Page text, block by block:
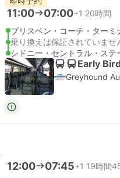
11:00 07:00+1 20時間
ブリスベン・コーチ・ターミ
乗り換えは保証されていませ
シドニー・セントラル・ステ
Early
Greyhound
12:00 07:45+1 19時間